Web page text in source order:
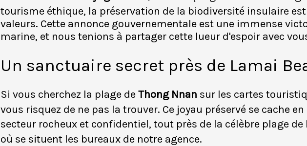
tourisme éthique, la préservation de la biodiversité insulaire
valeurs. Cette annonce gouvernementale est une immense
marine, et nous tenions à partager cette lueur d'espoir avec
Un sanctuaire secret près de Lamai
Si vous cherchez la plage deThong Nnan sur les cartes
vous risquez de ne pas la trouver. Ce joyau préservé se cache
secteur rocheux et confidentiel, tout près de la célèbre plage de
où se situent les bureaux de notre agence.